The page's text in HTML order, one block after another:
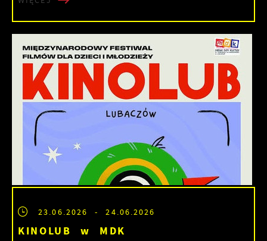
23.06.2026 - 24.06.2026
KINOLUB w MDK